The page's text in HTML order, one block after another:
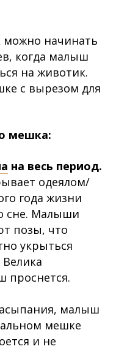
начинать
когда малыш
на животик.
с вырезом для
мешка:
на весь период.
одеялом/
года жизни
сне. Малыши
позы, что
укрыться
проснется.
малыш
мешке
и не